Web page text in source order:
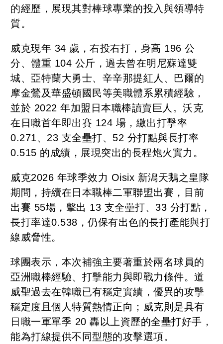
的經歷，展現其對棒球專業的投入與領導特
質。
威克現年 34 歲，右投右打，身高 196 公
分、體重 104 公斤，過去曾在明尼蘇達雙
城、亞特蘭大勇士、辛辛那提紅人、巴爾的
摩金鶯及華盛頓國民等美職體系累積經驗，
並於 2022 年加盟日本職棒讀賣巨人。沃克
在日職首年即出賽 124 場，繳出打擊率
0.271、23 支全壘打、52 分打點與長打率
0.515 的成績，展現突出的長程炮火實力。
威克2026 年球季效力 Oisix 新潟天鵝之皇隊
期間，持續在日本職棒二軍聯盟出賽，目前
出賽 55場，擊出 13 支全壘打、33 分打點，
長打率達0.538，仍保有出色的長打產能與打
線威脅性。
球團表示，本次補強主要著重於兩名球員的
亞洲職棒經驗、打擊能力與即戰力條件。道
威聖過去在韓職已有穩定實績，優異的攻擊
穩定度且個人特質熱情正向；威克則是具有
日職一軍單季 20 轟以上資歷的全壘打好手，
能為打線提供不同型態的攻擊選項。